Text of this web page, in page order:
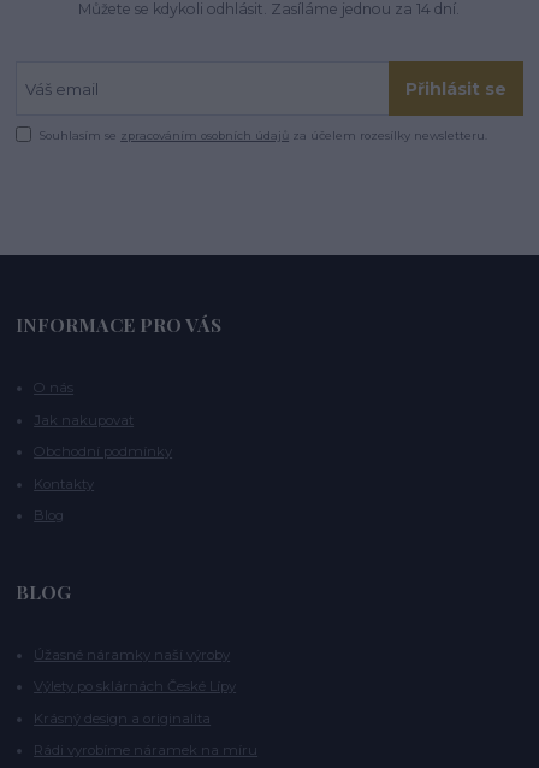
Můžete se kdykoli odhlásit. Zasíláme jednou za 14 dní.
Přihlásit se
Souhlasím se zpracováním osobních údajů za účelem rozesílky newsletteru.
INFORMACE PRO VÁS
O nás
Jak nakupovat
Obchodní podmínky
Kontakty
Blog
BLOG
Úžasné náramky naší výroby
Výlety po sklárnách České Lípy
Krásný design a originalita
Rádi vyrobíme náramek na míru